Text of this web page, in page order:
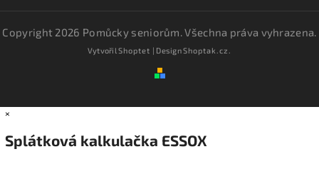
Copyright 2026 Pomůcky seniorům. Všechna práva vyhrazena.
VytvořilShoptet | DesignShoptak.cz.
×
Splátková kalkulačka ESSOX